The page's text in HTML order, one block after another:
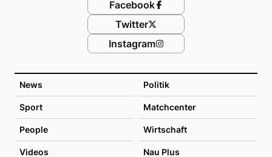
News Politik
Sport Matchcenter
People Wirtschaft
Videos Nau Plus
Facebook
Twitter
Instagram